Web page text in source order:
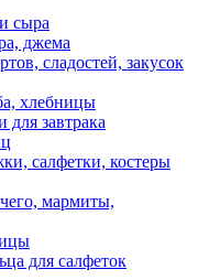
сыра
джема
сладостей, закусок
хлебницы
завтрака
салфетки, костеры
мармиты,
для салфеток